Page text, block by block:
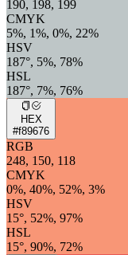
190, 198, 199
CMYK
5%, 1%, 0%, 22%
HSV
187°, 5%, 78%
HSL
187°, 7%, 76%
HEX
#f89676
RGB
248, 150, 118
CMYK
0%, 40%, 52%, 3%
HSV
15°, 52%, 97%
HSL
15°, 90%, 72%